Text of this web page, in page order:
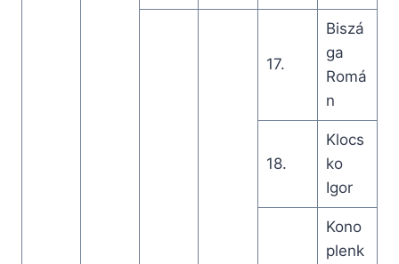
17.
Biszá
ga
Romá
n
18.
Klocs
ko
Igor
Kono
plenk